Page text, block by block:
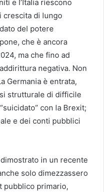
e l’Italia riescono
crescita di lungo
del potere
che è ancora
ma che fino ad
negativa. Non
Germania è entrata,
strutturale di difficile
con la Brexit;
e dei conti pubblici
in un recente
solo dimezzassero
pubblico primario,